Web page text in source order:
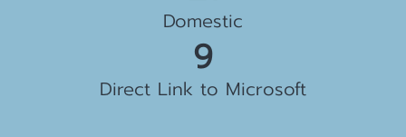
Domestic
10 Gbps
Direct Link to Microsoft